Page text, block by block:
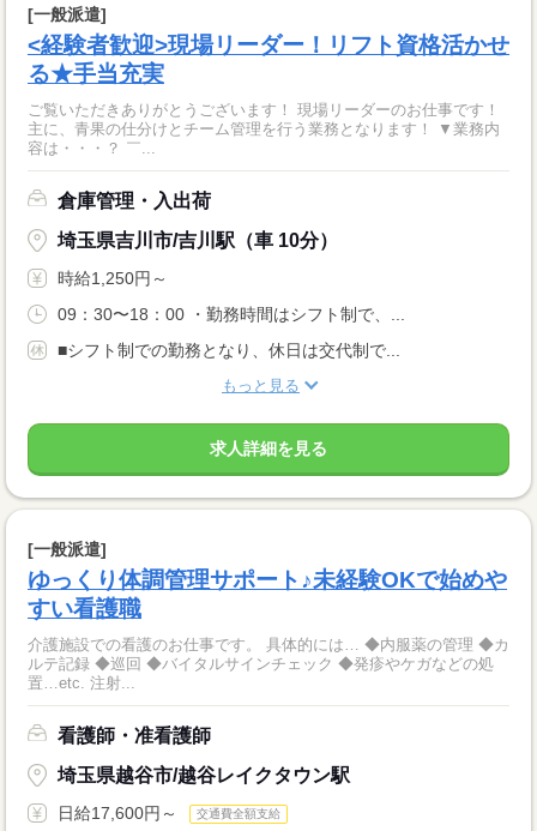
[一般派遣]
<経験者歓迎>現場リーダー！リフト資格活かせ
る★手当充実
ご覧いただきありがとうございます！ 現場リーダーのお仕事です！
主に、青果の仕分けとチーム管理を行う業務となります！ ▼業務内
容は・・・？ ￣...
倉庫管理・入出荷
埼玉県吉川市/吉川駅（車 10分）
時給1,250円～
09：30〜18：00 ・勤務時間はシフト制で、...
■シフト制での勤務となり、休日は交代制で...
もっと見る
求人詳細を見る
[一般派遣]
ゆっくり体調管理サポート♪未経験OKで始めや
すい看護職
介護施設での看護のお仕事です。 具体的には… ◆内服薬の管理 ◆カ
ルテ記録 ◆巡回 ◆バイタルサインチェック ◆発疹やケガなどの処
置…etc. 注射...
看護師・准看護師
埼玉県越谷市/越谷レイクタウン駅
日給17,600円～ 交通費全額支給